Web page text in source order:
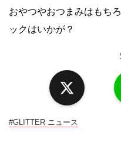
おやつやおつまみはもち
ックはいかが？
#GLITTER ニュース